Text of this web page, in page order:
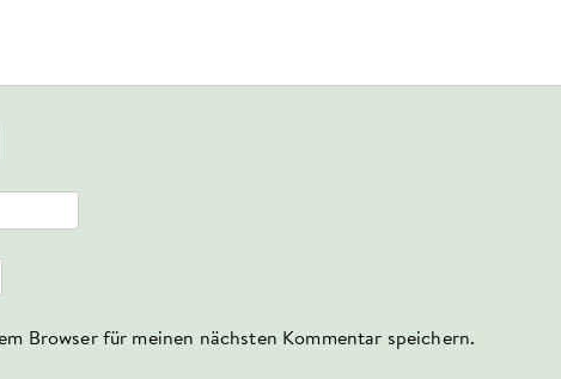
Browser für meinen nächsten Kommentar speichern.